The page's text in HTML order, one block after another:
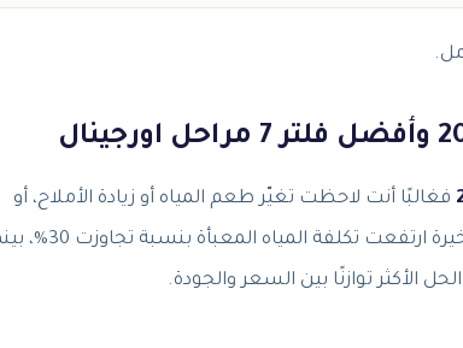
فغالبًا أنت لاحظت تغيّر طعم المياه أو زيادة الأملاح، أو
ببساطة تريد حلاً صحيًا طويل المدى لأسرتك. خلال السنوات الأخيرة ارتفعت تكلفة المياه
الحل الأكثر توازنًا بين السعر والجودة.